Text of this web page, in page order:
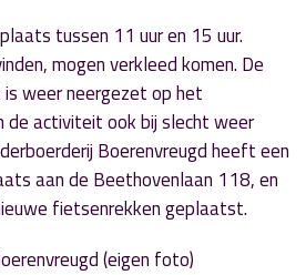
tussen 11 uur en 15 uur.
mogen verkleed komen. De
weer neergezet op het
de activiteit ook bij slecht weer
Boerenvreugd heeft een
aan de Beethovenlaan 118, en
fietsenrekken geplaatst.
(eigen foto)